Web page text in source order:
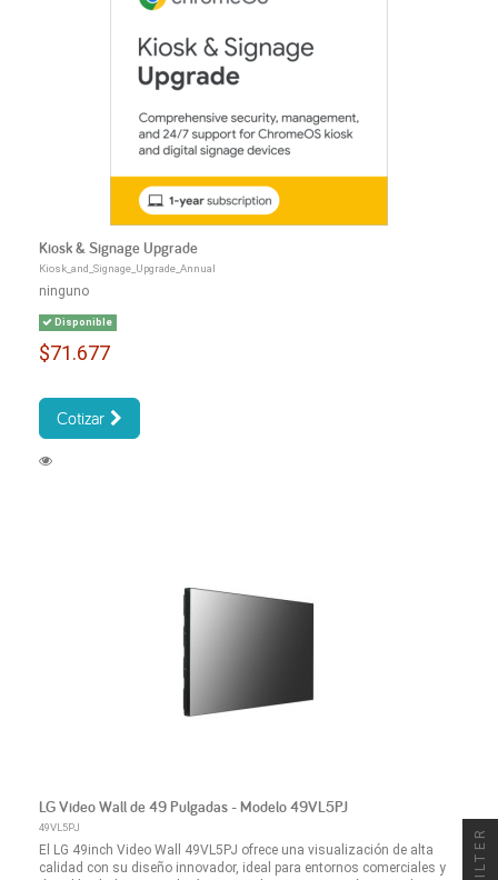
Kiosk & Signage Upgrade
Kiosk_and_Signage_Upgrade_Annual
ninguno
Disponible
$71.677
Cotizar
LG Video Wall de 49 Pulgadas - Modelo 49VL5PJ
49VL5PJ
El LG 49inch Video Wall 49VL5PJ ofrece una visualización de alta
calidad con su diseño innovador, ideal para entornos comerciales y
FILTER